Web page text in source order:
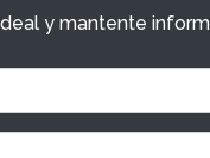
y mantente